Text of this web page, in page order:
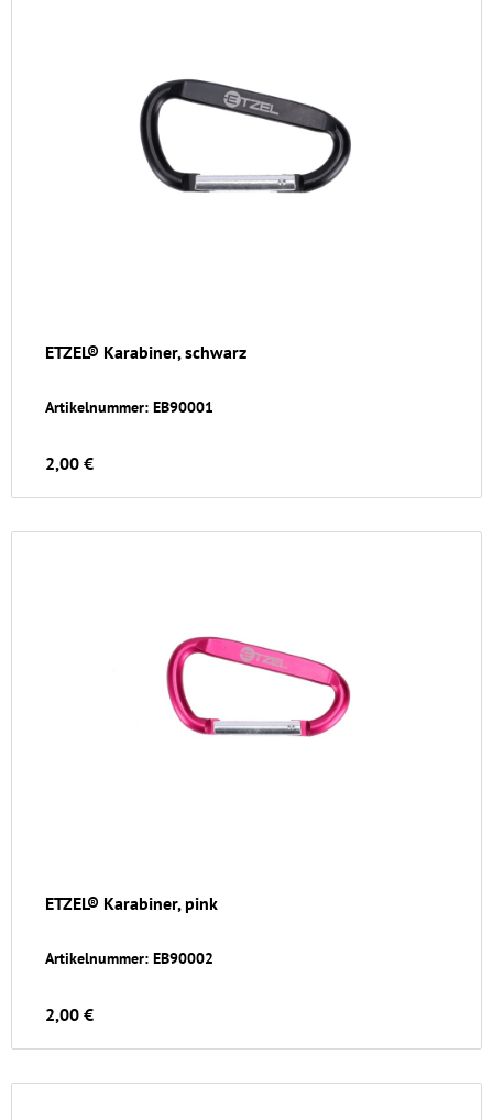
ETZEL® Karabiner, schwarz
Artikelnummer: EB90001
2,00 €
ETZEL® Karabiner, pink
Artikelnummer: EB90002
2,00 €